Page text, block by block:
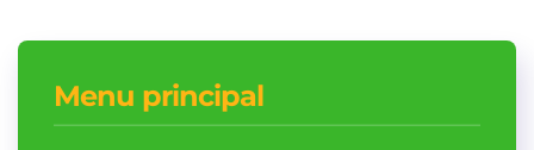
Menu principal